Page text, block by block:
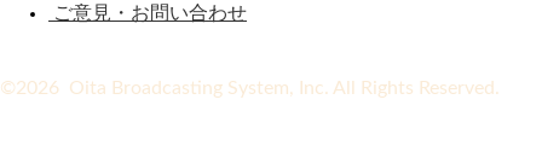
ご意見・お問い合わせ
©2026 Oita Broadcasting System, Inc. All Rights Reserved.